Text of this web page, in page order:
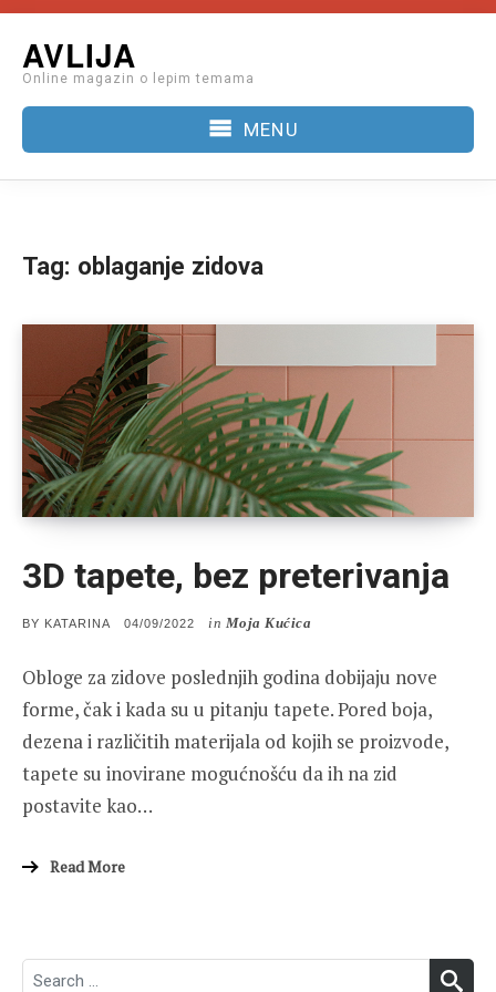
content
AVLIJA
Online magazin o lepim temama
MENU
Tag: oblaganje zidova
3D tapete, bez preterivanja
BY KATARINA
POSTED
04/09/2022 in Moja Kućica
Obloge za zidove poslednjih godina dobijaju nove
forme, čak i kada su u pitanju tapete. Pored boja,
dezena i različitih materijala od kojih se proizvode,
tapete su inovirane mogućnošću da ih na zid
postavite kao…
Read More
Search